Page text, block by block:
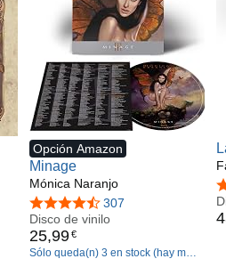
Opción Amazon
Minage
Mónica Naranjo
4,7 de 5 estrellas
307
Disco de vinilo
25,99€
Sólo queda(n) 3 en stock (hay más